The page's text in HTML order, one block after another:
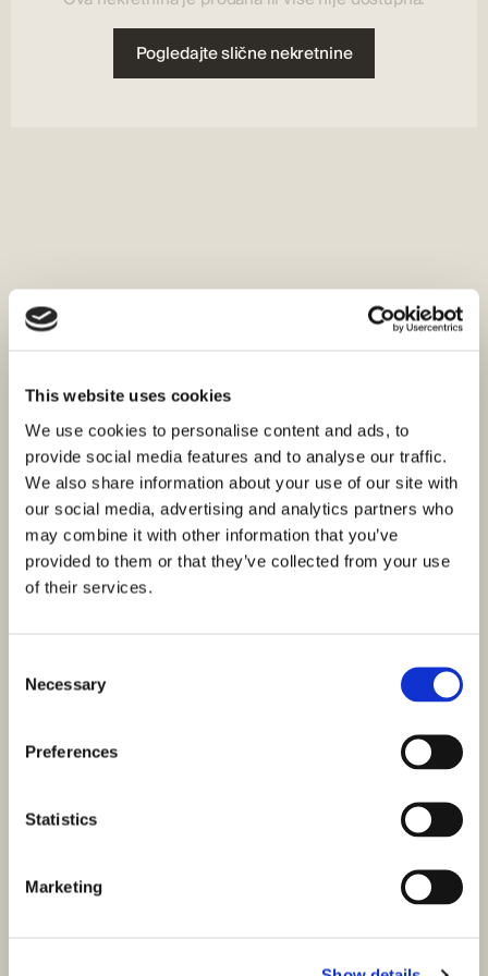
This website uses cookies
We use cookies to personalise content and ads, to
provide social media features and to analyse our traffic.
We also share information about your use of our site with
our social media, advertising and analytics partners who
may combine it with other information that you’ve
provided to them or that they’ve collected from your use
of their services.
Selection
Necessary
Preferences
Statistics
Marketing
Pogledajte slične nekretnine